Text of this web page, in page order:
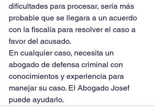
dificultades para procesar, sería más
probable que se llegara a un acuerdo
con la fiscalía para resolver el caso a
favor del acusado.
En cualquier caso, necesita un
abogado de defensa criminal con
conocimientos y experiencia para
manejar su caso. El Abogado Josef
puede ayudarlo.